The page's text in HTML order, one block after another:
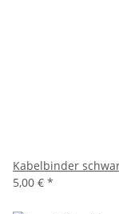
Kabelbinder
5,00 € *